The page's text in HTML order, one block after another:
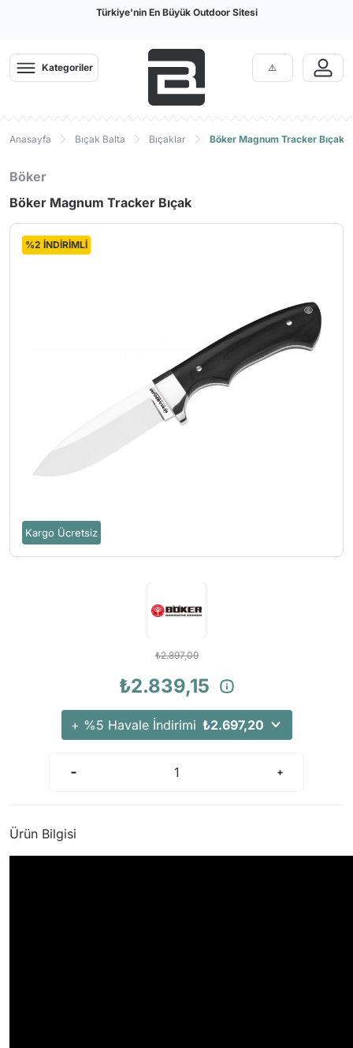
Türkiye'nin En Büyük Outdoor Sitesi
Kategoriler
Anasayfa Bıçak Balta Bıçaklar Böker Magnum Tracker Bıçak
Böker
Böker Magnum Tracker Bıçak
Kargo Ücretsiz
%2 İNDİRİMLİ
₺2.897,09
₺2.839,15
+ %5 Havale İndirimi ₺2.697,20
Ürün Bilgisi